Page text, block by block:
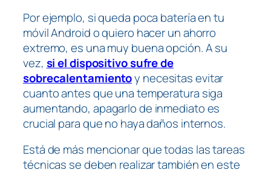
Por ejemplo, si queda poca batería en tu
móvil Android o quiero hacer un ahorro
extremo, es una muy buena opción. A su
vez, si el dispositivo sufre de
sobrecalentamientoy necesitas evitar
cuanto antes que una temperatura siga
aumentando, apagarlo de inmediato es
crucial para que no haya daños internos.
Está de más mencionar que todas las tareas
técnicas se deben realizar también en este